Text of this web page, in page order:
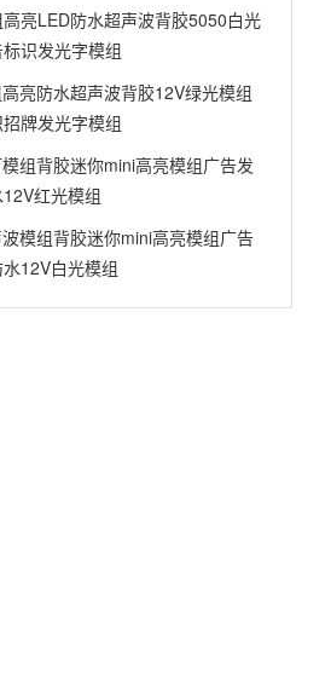
亮LED防水超声波背胶5050白光
识发光字模组
亮防水超声波背胶12V绿光模组
牌发光字模组
组背胶迷你mini高亮模组广告发
红光模组
模组背胶迷你mini高亮模组广告
12V白光模组